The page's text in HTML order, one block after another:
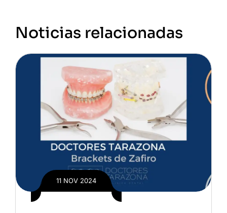
Noticias relacionadas
11 NOV 2024